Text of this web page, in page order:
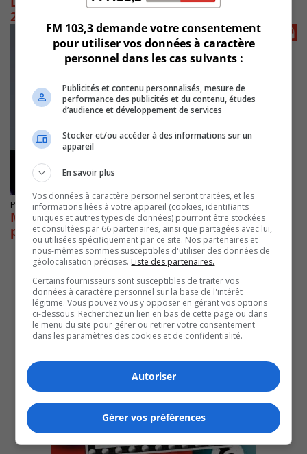
2023
Publié le 3 mai 2023 à 06h57
Mont-Saint-Hilaire dégage un excédent de
près de 2 M$
FM 103,3 demande votre consentement
pour utiliser vos données à caractère
personnel dans les cas suivants :
Publicités et contenu personnalisés, mesure de
performance des publicités et du contenu, études
d’audience et développement de services
Stocker et/ou accéder à des informations sur un
appareil
En savoir plus
Vos données à caractère personnel seront traitées, et les
informations liées à votre appareil (cookies, identifiants
uniques et autres types de données) pourront être stockées
et consultées par 66 partenaires, ainsi que partagées avec lui,
ou utilisées spécifiquement par ce site. Nos partenaires et
nous-mêmes sommes susceptibles d'utiliser des données de
géolocalisation précises. Liste des partenaires.
Certains fournisseurs sont susceptibles de traiter vos
données à caractère personnel sur la base de l'intérêt
légitime. Vous pouvez vous y opposer en gérant vos options
ci-dessous. Recherchez un lien en bas de cette page ou dans
le menu du site pour gérer ou retirer votre consentement
dans les paramètres des cookies et de confidentialité.
Autoriser
Gérer vos préférences